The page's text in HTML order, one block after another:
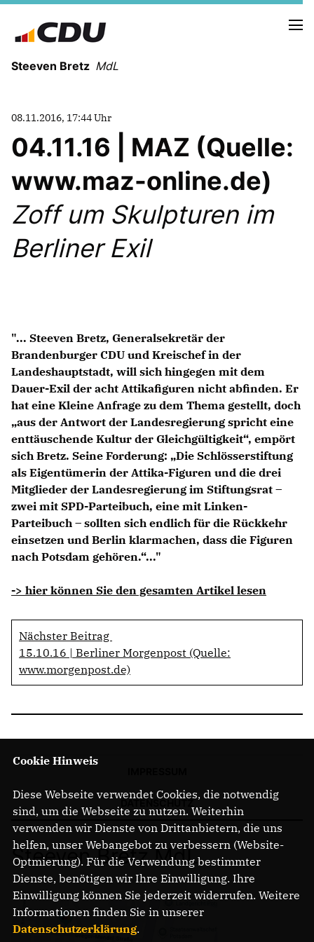
Steeven Bretz MdL
VITA
WAHLKREISBESUCHE
PRESSEFOTOS
MEIN BÜRGERBÜRO
Kleine Anfragen
CDU Deutschland
CDU Fraktion im Brandenburger Landtag
CDU Brandenburg
CDU Potsdam
08.11.2016, 17:44 Uhr
04.11.16 | MAZ (Quelle:
www.maz-online.de)
Zoff um Skulpturen im
Berliner Exil
"... Steeven Bretz, Generalsekretär der
Brandenburger CDU und Kreischef in der
Landeshauptstadt, will sich hingegen mit dem
Dauer-Exil der acht Attikafiguren nicht abfinden. Er
hat eine Kleine Anfrage zu dem Thema gestellt, doch
aus der Antwort der Landesregierung spricht eine
enttäuschende Kultur der Gleichgültigkeit“, empört
sich Bretz. Seine Forderung: „Die Schlösserstiftung
als Eigentümerin der Attika-Figuren und die drei
Mitglieder der Landesregierung im Stiftungsrat –
zwei mit SPD-Parteibuch, eine mit Linken-
Parteibuch – sollten sich endlich für die Rückkehr
einsetzen und Berlin klarmachen, dass die Figuren
nach Potsdam gehören.“..."
-> hier können Sie den gesamten Artikel lesen
Nächster Beitrag
15.10.16 | Berliner Morgenpost (Quelle:
www.morgenpost.de)
Steeven Bretz MdL
Cookie Hinweis
Diese Webseite verwendet Cookies, die notwendig
sind, um die Webseite zu nutzen. Weiterhin
verwenden wir Dienste von Drittanbietern, die uns
helfen, unser Webangebot zu verbessern (Website-
Optmierung). Für die Verwendung bestimmter
Dienste, benötigen wir Ihre Einwilligung. Ihre
Einwilligung können Sie jederzeit widerrufen. Weitere
Informationen finden Sie in unserer
Datenschutzerklärung.